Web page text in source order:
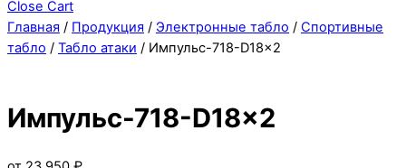
Close Cart
Главная / Продукция / Электронные табло / Спортивные
табло / Табло атаки / Импульс-718-D18x2
Импульс-718-D18x2